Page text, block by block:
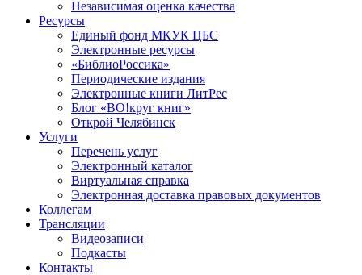
Независимая оценка качества
Ресурсы
Единый фонд МКУК ЦБС
Электронные ресурсы
«БиблиоРоссика»
Периодические издания
Электронные книги ЛитРес
Блог «ВО!круг книг»
Открой Челябинск
Услуги
Перечень услуг
Электронный каталог
Виртуальная справка
Электронная доставка правовых документов
Коллегам
Трансляции
Видеозаписи
Подкасты
Контакты